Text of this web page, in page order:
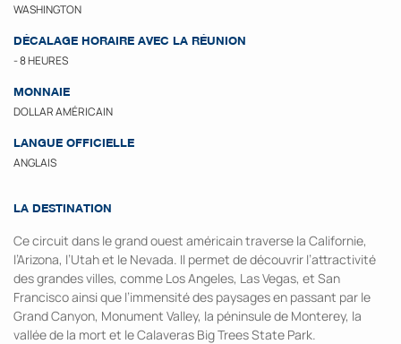
WASHINGTON
DÉCALAGE HORAIRE AVEC LA RÉUNION
- 8 HEURES
MONNAIE
DOLLAR AMÉRICAIN
LANGUE OFFICIELLE
ANGLAIS
LA DESTINATION
Ce circuit dans le grand ouest américain traverse la Californie,
l’Arizona, l’Utah et le Nevada. Il permet de découvrir l’attractivité
des grandes villes, comme Los Angeles, Las Vegas, et San
Francisco ainsi que l’immensité des paysages en passant par le
Grand Canyon, Monument Valley, la péninsule de Monterey, la
vallée de la mort et le Calaveras Big Trees State Park.